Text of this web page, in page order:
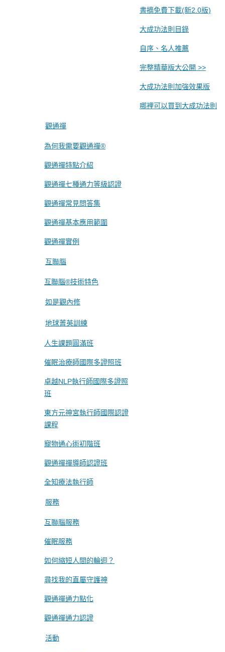
書摘免費下載(新2.0版)
大成功法則目錄
自序、名人推薦
完整精華版大公開 >>
大成功法則加強效果版
哪裡可以買到大成功法則
觀通禪
為何我需要觀通禪®
觀通禪特點介紹
觀通禪七種通力等級認證
觀通禪常見問答集
觀通禪基本應用範圍
觀通禪實例
互聯腦
互聯腦®技術特色
如是觀內修
地球菁英訓練
人生課題圓滿班
催眠治療師國際多證照班
卓越NLP執行師國際多證照
班
東方元神宮執行師國際認證
課程
寵物通心術初階班
觀通禪禪導師認證班
全知療法執行師
服務
互聯腦服務
催眠服務
如何縮短人間的輪迴？
尋找我的直屬守護神
觀通禪通力點化
觀通禪通力認證
活動